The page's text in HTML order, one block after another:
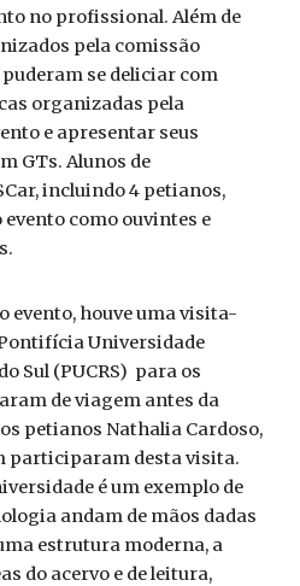
no profissional. Além de
pela comissão
se deliciar com
organizadas pela
e apresentar seus
GTs. Alunos de
incluindo 4 petianos,
como ouvintes e
evento, houve uma visita-
Universidade
Sul (PUCRS) para os
de viagem antes da
petianos Nathalia Cardoso,
participaram desta visita.
é um exemplo de
andam de mãos dadas
estrutura moderna, a
do acervo e de leitura,